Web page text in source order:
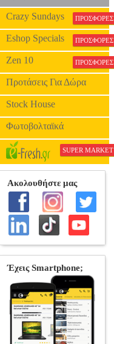
Crazy Sundays ΠΡΟΣΦΟΡΕΣ
Eshop Specials ΠΡΟΣΦΟΡΕΣ
Zen 10 ΠΡΟΣΦΟΡΕΣ
Προτάσεις Για Δώρα
Stock House
Φωτοβολταϊκά
SUPER MARKET